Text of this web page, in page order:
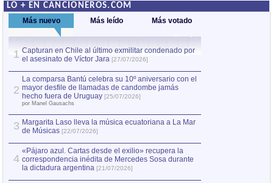
LO + EN CANCIONEROS.COM
Más nuevo Más leído Más votado
1 Capturan en Chile al último exmilitar condenado por
el asesinato de Víctor Jara [27/07/2026]
2
La comparsa Bantú celebra su 10º aniversario con el
mayor desfile de llamadas de candombe jamás
hecho fuera de Uruguay [25/07/2026]
por Manel Gausachs
3 Margarita Laso lleva la música ecuatoriana a La Mar
de Músicas [22/07/2026]
4
«Pájaro azul. Cartas desde el exilio» recupera la
correspondencia inédita de Mercedes Sosa durante
la dictadura argentina [21/07/2026]